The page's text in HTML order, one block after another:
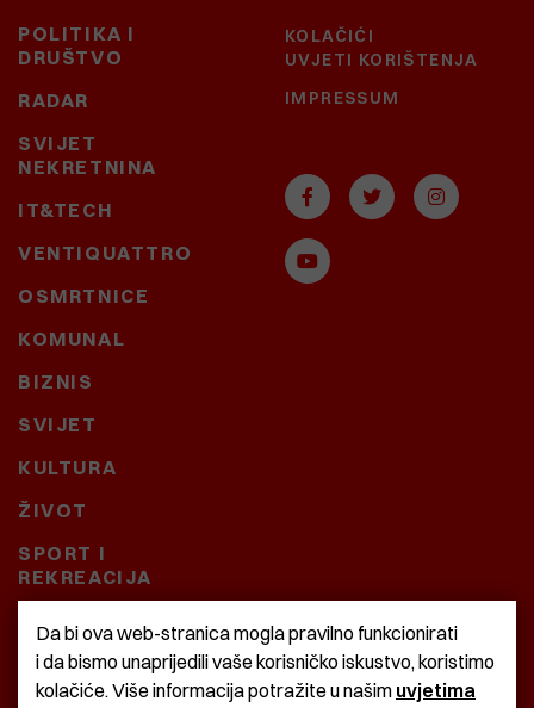
POLITIKA I
DRUŠTVO
RADAR
SVIJET
NEKRETNINA
IT&TECH
VENTIQUATTRO
OSMRTNICE
KOMUNAL
BIZNIS
SVIJET
KULTURA
ŽIVOT
SPORT I
REKREACIJA
CRNA KRONIKA
BAŠTARDINI I PRAVI
KOLAČIĆI
UVJETI KORIŠTENJA
IMPRESSUM
Da bi ova web-stranica mogla pravilno funkcionirati
i da bismo unaprijedili vaše korisničko iskustvo, koristimo
kolačiće. Više informacija potražite u našim uvjetima